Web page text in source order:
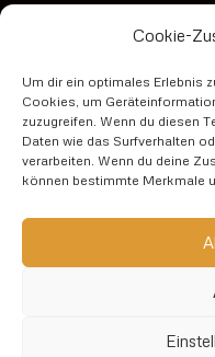
Cookie-
Um dir ein optimales Erlebnis
Cookies, um
zuzugreifen. Wenn du diesen
Daten wie das Surfverhalten
verarbeiten. Wenn du deine
können bestimmte Merkmale
10 Jahre
No